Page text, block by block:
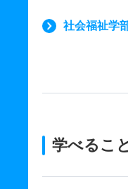
社会福祉学
学べるこ